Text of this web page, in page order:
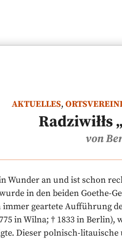
AKTUELLES,
Radziwiłłs
von
Wunder an und ist schon
in den beiden Goethe-
immer geartete Aufführung
in Wilna; † 1833 in
Dieser polnisch-